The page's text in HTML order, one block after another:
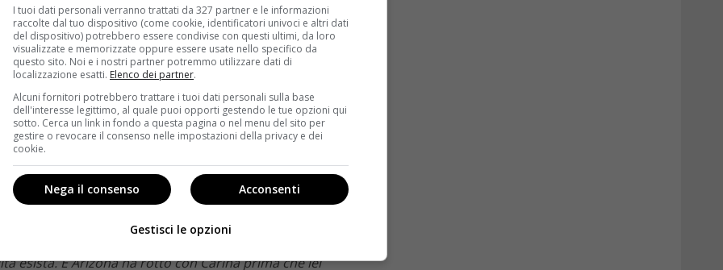
ha detto:
esista. E Arizona ha rotto con Carina prima che lei
I tuoi dati personali verranno trattati da 327 partner e le informazioni
raccolte dal tuo dispositivo (come cookie, identificatori univoci e altri dati
del dispositivo) potrebbero essere condivise con questi ultimi, da loro
visualizzate e memorizzate oppure essere usate nello specifico da
questo sito. Noi e i nostri partner potremmo utilizzare dati di
localizzazione esatti. Elenco dei partner.
Alcuni fornitori potrebbero trattare i tuoi dati personali sulla base
dell'interesse legittimo, al quale puoi opporti gestendo le tue opzioni qui
sotto. Cerca un link in fondo a questa pagina o nel menu del sito per
gestire o revocare il consenso nelle impostazioni della privacy e dei
cookie.
Acconsenti
Nega il consenso
Gestisci le opzioni